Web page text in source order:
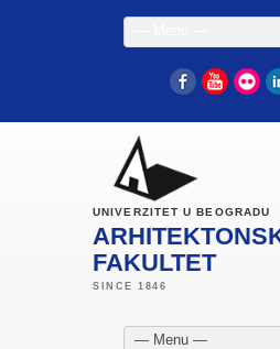
Facebook
UNIVERZITET U BEOGRADU
FAKULTET
— Menu —